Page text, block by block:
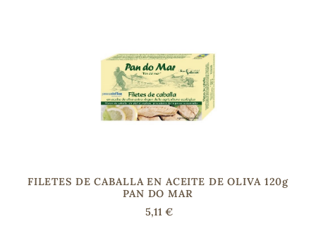
FILETES DE CABALLA EN ACEITE DE OLIVA 120g
PAN DO MAR
5,11 €